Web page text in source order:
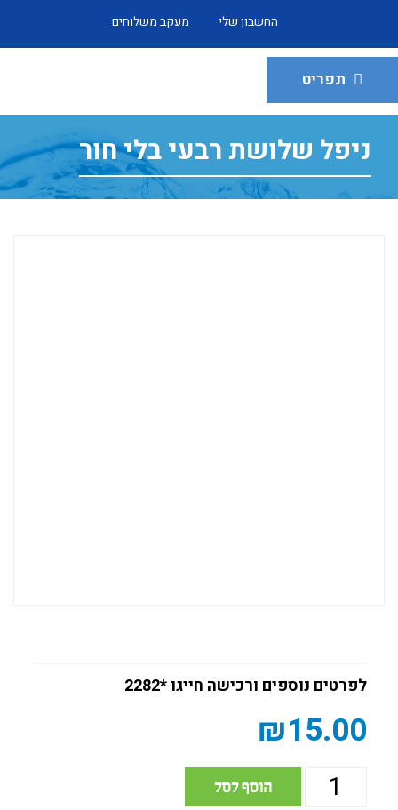
החשבון שלי מעקב משלוחים
ניפל שלושת רבעי בלי חור
לפרטים נוספים ורכישה חייגו *2282
₪15.00
הוסף לסל